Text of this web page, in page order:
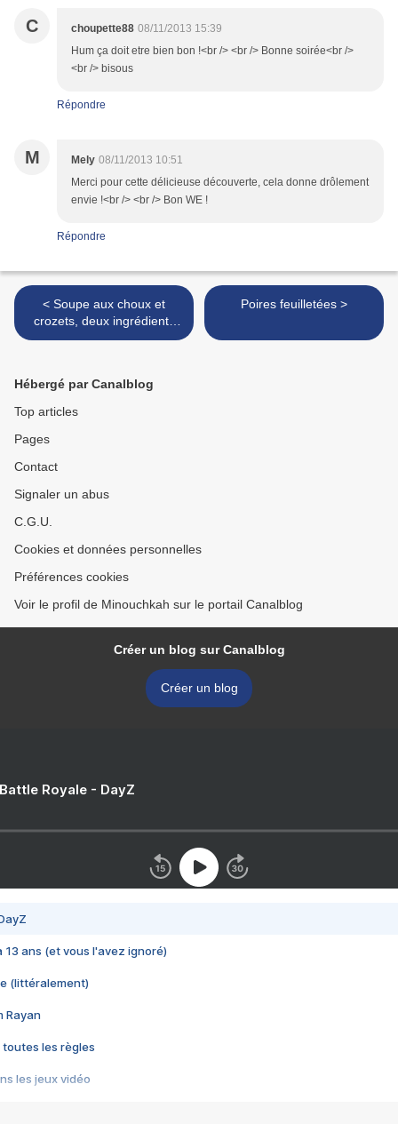
C choupette88 08/11/2013 15:39
Hum ça doit etre bien bon !<br /> <br /> Bonne soirée<br />
<br /> bisous
Répondre
M Mely 08/11/2013 10:51
Merci pour cette délicieuse découverte, cela donne drôlement
envie !<br /> <br /> Bon WE !
Répondre
< Soupe aux choux et
crozets, deux ingrédients
boudés en une seule
Poires feuilletées >
Hébergé par Canalblog
Top articles
Pages
Contact
Signaler un abus
C.G.U.
Cookies et données personnelles
Préférences cookies
Voir le profil de Minouchkah sur le portail Canalblog
Créer un blog sur Canalblog
Créer un blog
Royale - DayZ
13 ans (et vous l'avez ignoré)
(littéralement)
Rayan
toutes les règles
les jeux vidéo